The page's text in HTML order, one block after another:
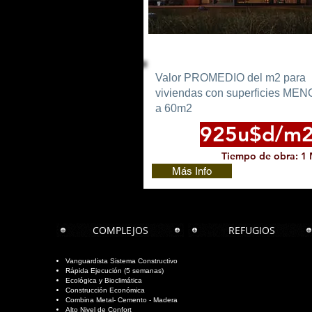
Valor PROMEDIO del m2 para
viviendas con superficies
a 60m2
925u$d/
Tiempo de obra: 1
Más Info
Vanguardista Sistema Constructivo
Rápida Ejecución (5 semanas)
Ecológica y Bioclimática
Construcción Económica
Combina Metal- Cemento - Madera
Alto Nivel de Confort
COMPLEJOS REFUGIOS